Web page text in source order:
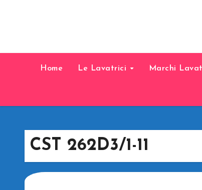
Home Le Lavatrici Marchi
CST 262D3/1-11